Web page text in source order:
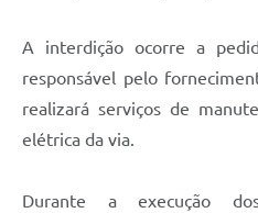
Telefones Úteis
Jornal
Agenda
A interdição ocorre a
responsável pelo
realizará serviços de
elétrica da via.
Durante a execução